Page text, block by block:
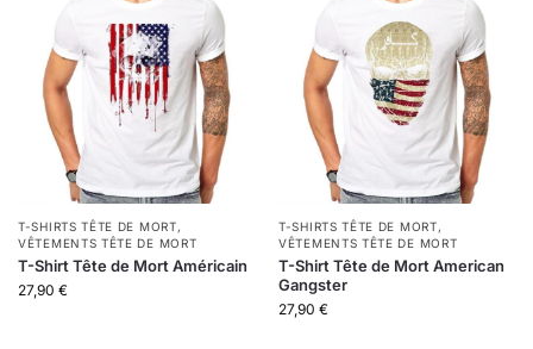
T-SHIRTS TÊTE DE MORT,
VÊTEMENTS TÊTE DE MORT
T-Shirt Tête de Mort Américain
27,90 €
T-SHIRTS TÊTE DE MORT,
VÊTEMENTS TÊTE DE MORT
T-Shirt Tête de Mort American
Gangster
27,90 €